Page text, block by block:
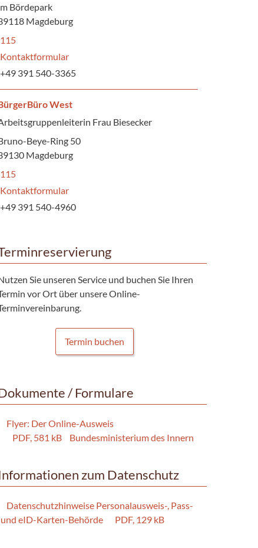
Bördepark
Magdeburg
115
Kontaktformular
+49 391 540-3365
West
Frau Biesecker
Beye-Ring 50
Magdeburg
115
Kontaktformular
+49 391 540-4960
Sie unseren Service und buchen Sie Ihren
vor Ort über unsere Online-
Termin buchen
/ Formulare
Flyer: Der Online-Ausweis
PDF, 581 kB
Bundesministerium des Innern
zum Datenschutz
Datenschutzhinweise Personalausweis-, Pass-
und eID-Karten-Behörde
PDF, 129 kB